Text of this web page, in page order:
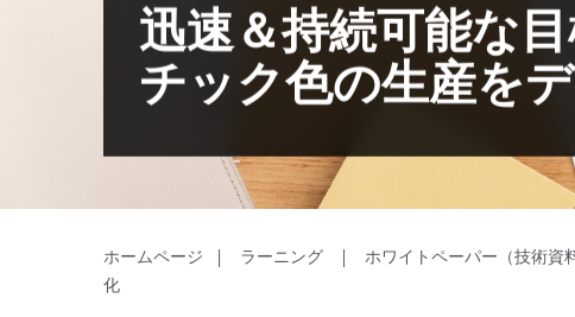
ブラン
迅速＆持続可能な
チック色の生産を
ホームページ ラーニング ホワイトペーパー（技術資料
化